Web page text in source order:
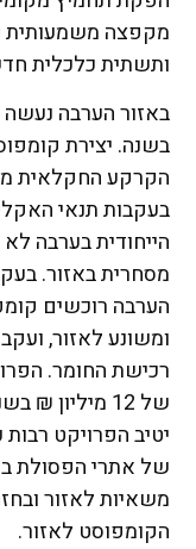
מקפצה משמעותית
ותשתית כלכלית
בשנה. יצירת
הקרקע החקלאית
בעקבות תנאי
הייחודית בערבה
מסחרית באזור.
הערבה רוכשים
ומשונע לאזור,
רכישת החומר.
של 12
יטיב הפרויקט
של אתרי הפסולת
משאיות לאזור
הקומפוסט לאזור.